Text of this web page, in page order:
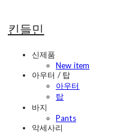
킨들민
신제품
New item
아우터 / 탑
아우터
탑
바지
Pants
악세사리